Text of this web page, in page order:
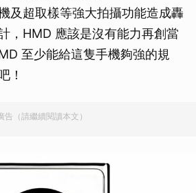
及超取樣等強大拍攝功能造成轟
，HMD 應該是沒有能力再創當
至少能給這隻手機夠強的規
！
告（請繼續閱讀本文）